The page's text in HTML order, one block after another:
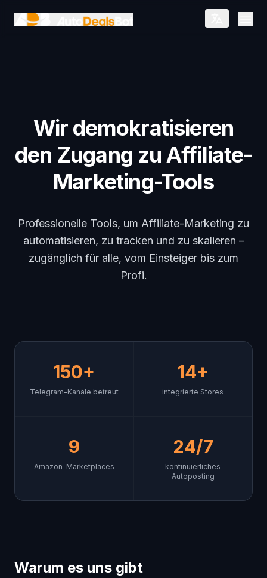
Wir demokratisieren
den Zugang zu Affiliate-
Marketing-Tools
Professionelle Tools, um Affiliate-Marketing zu
automatisieren, zu tracken und zu skalieren –
zugänglich für alle, vom Einsteiger bis zum
Profi.
150+
Telegram-Kanäle betreut
14+
integrierte Stores
9
Amazon-Marketplaces
24/7
kontinuierliches
Autoposting
Warum es uns gibt